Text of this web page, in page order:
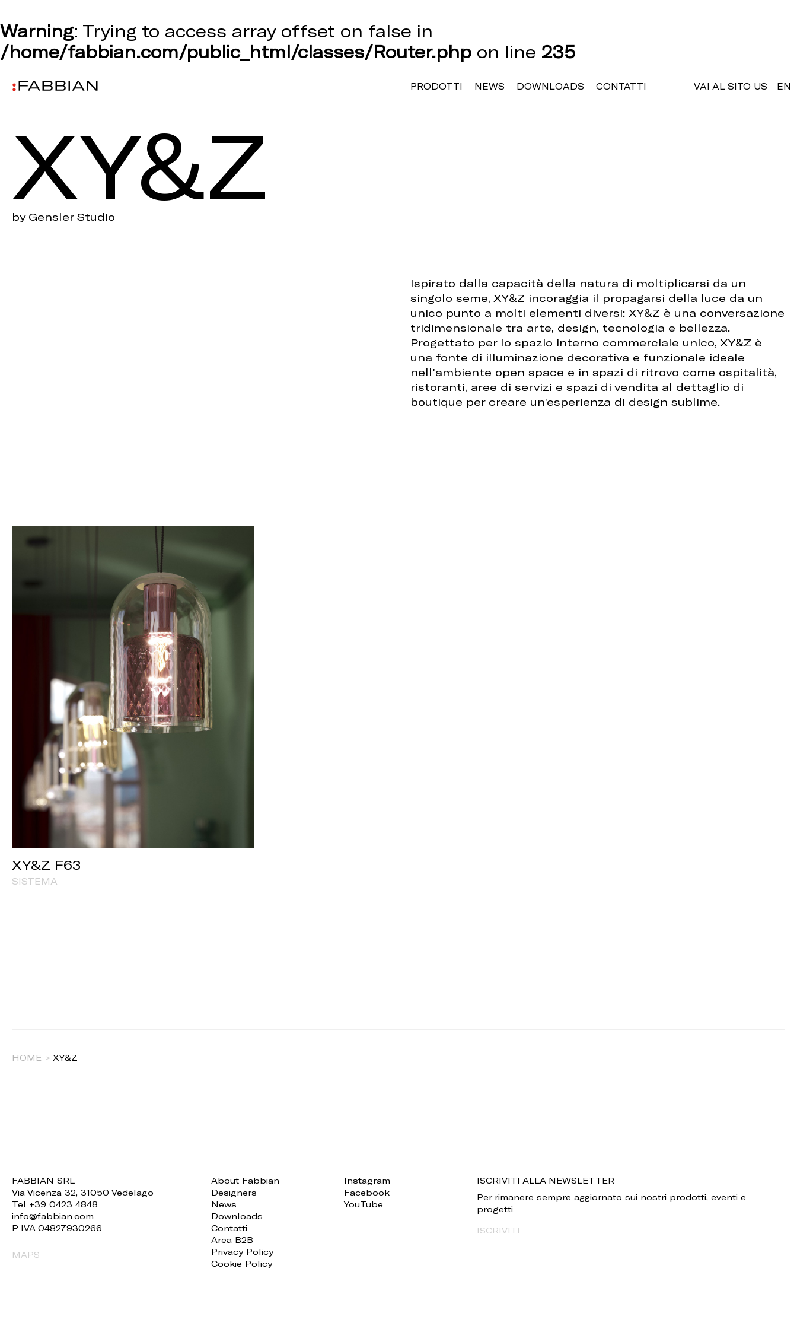
Warning: Trying to access array offset on false in
/home/fabbian.com/public_html/classes/Router.php on line 235
PRODOTTI NEWS DOWNLOADS CONTATTI VAI AL SITO US EN
XY&Z
by Gensler Studio
Ispirato dalla capacità della natura di moltiplicarsi da un
singolo seme, XY&Z incoraggia il propagarsi della luce da un
unico punto a molti elementi diversi: XY&Z è una conversazione
tridimensionale tra arte, design, tecnologia e bellezza.
Progettato per lo spazio interno commerciale unico, XY&Z è
una fonte di illuminazione decorativa e funzionale ideale
nell'ambiente open space e in spazi di ritrovo come ospitalità,
ristoranti, aree di servizi e spazi di vendita al dettaglio di
boutique per creare un'esperienza di design sublime.
XY&Z F63
SISTEMA
HOME > XY&Z
FABBIAN SRL
Via Vicenza 32, 31050 Vedelago
Tel +39 0423 4848
info@fabbian.com
P IVA 04827930266
MAPS
About Fabbian
Designers
News
Downloads
Contatti
Area B2B
Privacy Policy
Cookie Policy
Instagram
Facebook
YouTube
ISCRIVITI ALLA NEWSLETTER
Per rimanere sempre aggiornato sui nostri prodotti, eventi e
progetti.
ISCRIVITI